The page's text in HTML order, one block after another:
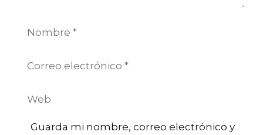
Nombre
Correo
Web
Guarda mi nombre, correo electrónico y